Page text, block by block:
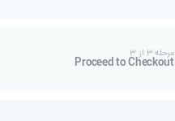
مرحله ۳ از ۳
Proceed to Checkout